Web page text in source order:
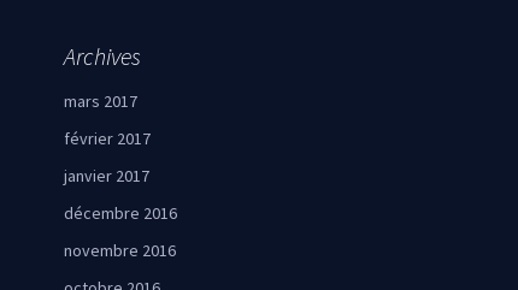
Archives
mars 2017
février 2017
janvier 2017
décembre 2016
novembre 2016